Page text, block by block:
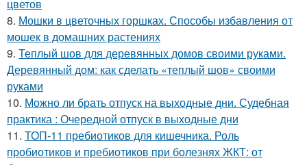
цветов
8. Мошки в цветочных горшках. Способы избавления от
мошек в домашних растениях
9. Теплый шов для деревянных домов своими руками.
Деревянный дом: как сделать «теплый шов» своими
руками
10. Можно ли брать отпуск на выходные дни. Судебная
практика : Очередной отпуск в выходные дни
11. ТОП-11 пребиотиков для кишечника. Роль
пробиотиков и пребиотиков при болезнях ЖКТ: от